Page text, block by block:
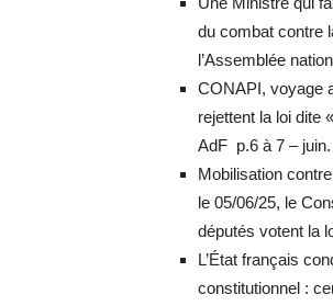
du combat contre
l’Assemblée
CONAPI, voyage
rejettent la loi dite
AdF p.6 à 7 – juin.
Mobilisation
le 05/06/25, le
députés votent la
L’État français
constitutionnel :